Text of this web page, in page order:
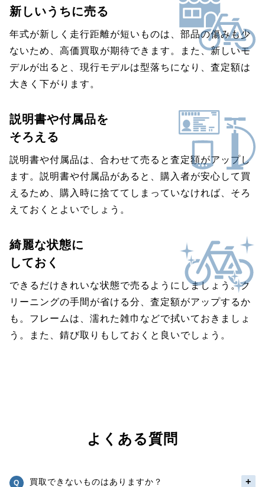
新しいうちに売る
年式が新しく走行距離が短いものは、部品の傷みも少
ないため、高価買取が期待できます。また、新しいモ
デルが出ると、現行モデルは型落ちになり、査定額は
大きく下がります。
説明書や付属品を
そろえる
説明書や付属品は、合わせて売ると査定額がアップし
ます。説明書や付属品があると、購入者が安心して買
えるため、購入時に捨ててしまっていなければ、そろ
えておくとよいでしょう。
綺麗な状態に
しておく
できるだけきれいな状態で売るようにしましょう。ク
リーニングの手間が省ける分、査定額がアップするか
も。フレームは、濡れた雑巾などで拭いておきましょ
う。また、錆び取りもしておくと良いでしょう。
よくある質問
買取できないものはありますか？